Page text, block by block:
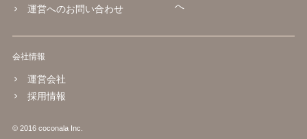
運営へのお問い合わせ
へ
会社情報
運営会社
採用情報
© 2016 coconala Inc.